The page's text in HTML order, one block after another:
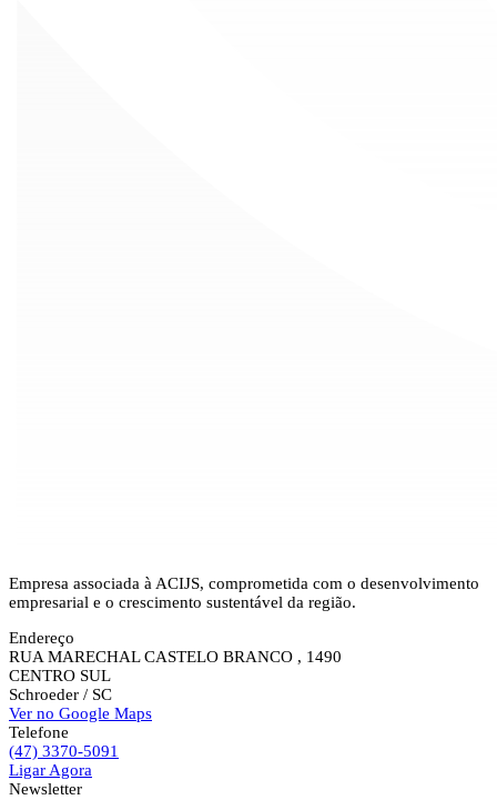
Empresa associada à ACIJS, comprometida com o desenvolvimento
empresarial e o crescimento sustentável da região.
Endereço
RUA MARECHAL CASTELO BRANCO , 1490
CENTRO SUL
Schroeder / SC
Ver no Google Maps
Telefone
(47) 3370-5091
Ligar Agora
Newsletter